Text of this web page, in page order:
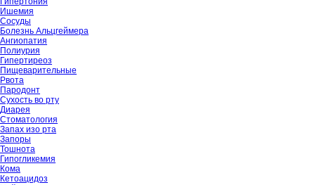
Ишемия
Сосуды
Болезнь Альцгеймера
Ангиопатия
Полиурия
Гипертиреоз
Пищеварительные
Рвота
Пародонт
Сухость во рту
Диарея
Стоматология
Запах изо рта
Запоры
Тошнота
Гипогликемия
Кома
Кетоацидоз